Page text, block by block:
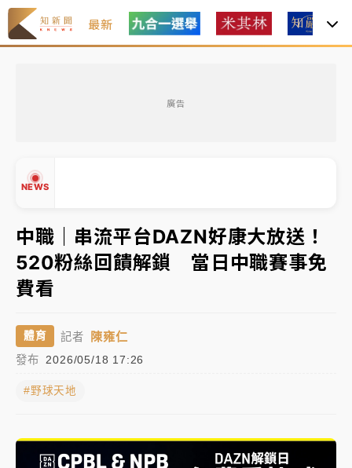
最新
廣告
NEWS
中信慈善基金會想增加董事人數！辜仲諒向法院聲請遭
駁 理由曝光
故宮《龍藏經》特展第2檔！今線上預約開賣一度塞車
周六起展出延長至晚上7時
台東農業處長涉圖利渡假村！東檢抗告成功 今重開羈
押庭
父親節泡湯了！中颱白海豚雨彈轟3天 「紅到發紫」降
雨熱區曝
女律師陳昱瑄詐慈濟10億！黃金158kg遭查扣畫面曝光
旅局回應了
▼
中職｜串流平台DAZN好康大放送！
520粉絲回饋解鎖 當日中職賽事免
費看
體育 記者 陳雍仁
發布 2026/05/18 17:26
#野球天地